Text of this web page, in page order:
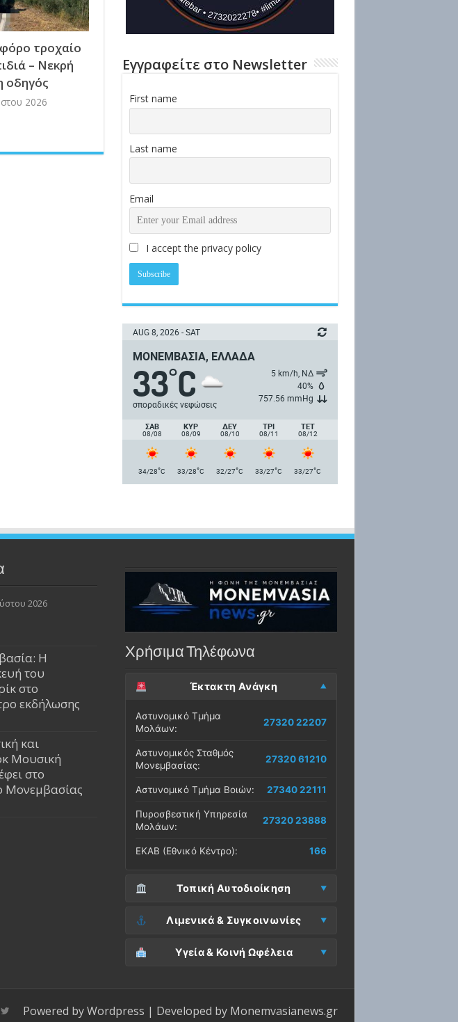
τροχαίο
– Νεκρή
οδηγός
2026
Εγγραφείτε στο Newsletter
First name
Last name
Email
I accept the privacy policy
AUG 8, 2026 - SAT
ΜΟΝΕΜΒΑΣΙΆ, ΕΛΛΆΔΑ
33°C
σποραδικές νεφώσεις
5 km/h, ΝΔ
40%
757.56 mmHg
ΣΑΒ
08/08
ΚΥΡ
08/09
ΔΕΥ
08/10
ΤΡΙ
08/11
ΤΕΤ
08/12
34/28°C 33/28°C 32/27°C 33/27°C 33/27°C
2026
Η
του
στο
εκδήλωσης
και
Μουσική
στο
Μονεμβασίας
Χρήσιμα Τηλέφωνα
Έκτακτη Ανάγκη
Αστυνομικό Τμήμα
Μολάων:
27320 22207
Αστυνομικός Σταθμός
Μονεμβασίας:
27320 61210
Αστυνομικό Τμήμα Βοιών: 27340 22111
Πυροσβεστική Υπηρεσία
Μολάων:
27320 23888
ΕΚΑΒ (Εθνικό Κέντρο): 166
Τοπική Αυτοδιοίκηση
Δήμος Μονεμβασίας
(Έδρα):
27323 60500
Δ.Ε. Μονεμβασίας
27323 60019
ΚΕΠ Μονεμβασίας: 27323 60031
Λιμενικά & Συγκοινωνίες
Λιμεναρχείο
Μονεμβασίας:
27320 61266
ΚΤΕΛ Λακωνίας (Σταθμός
Μολάων):
27320 22209
Υγεία & Κοινή Ωφέλεια
Powered byWordpress | Developed by Monemvasianews.gr